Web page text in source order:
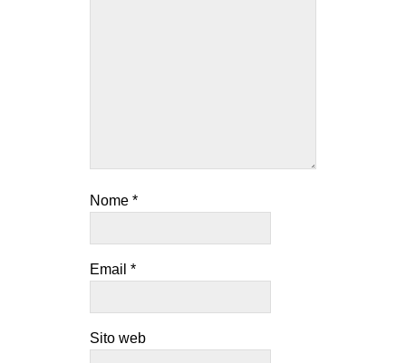
Nome *
Email *
Sito web